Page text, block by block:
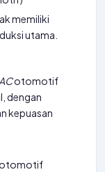
memiliki
utama.
ACotomotif
dengan
kepuasan